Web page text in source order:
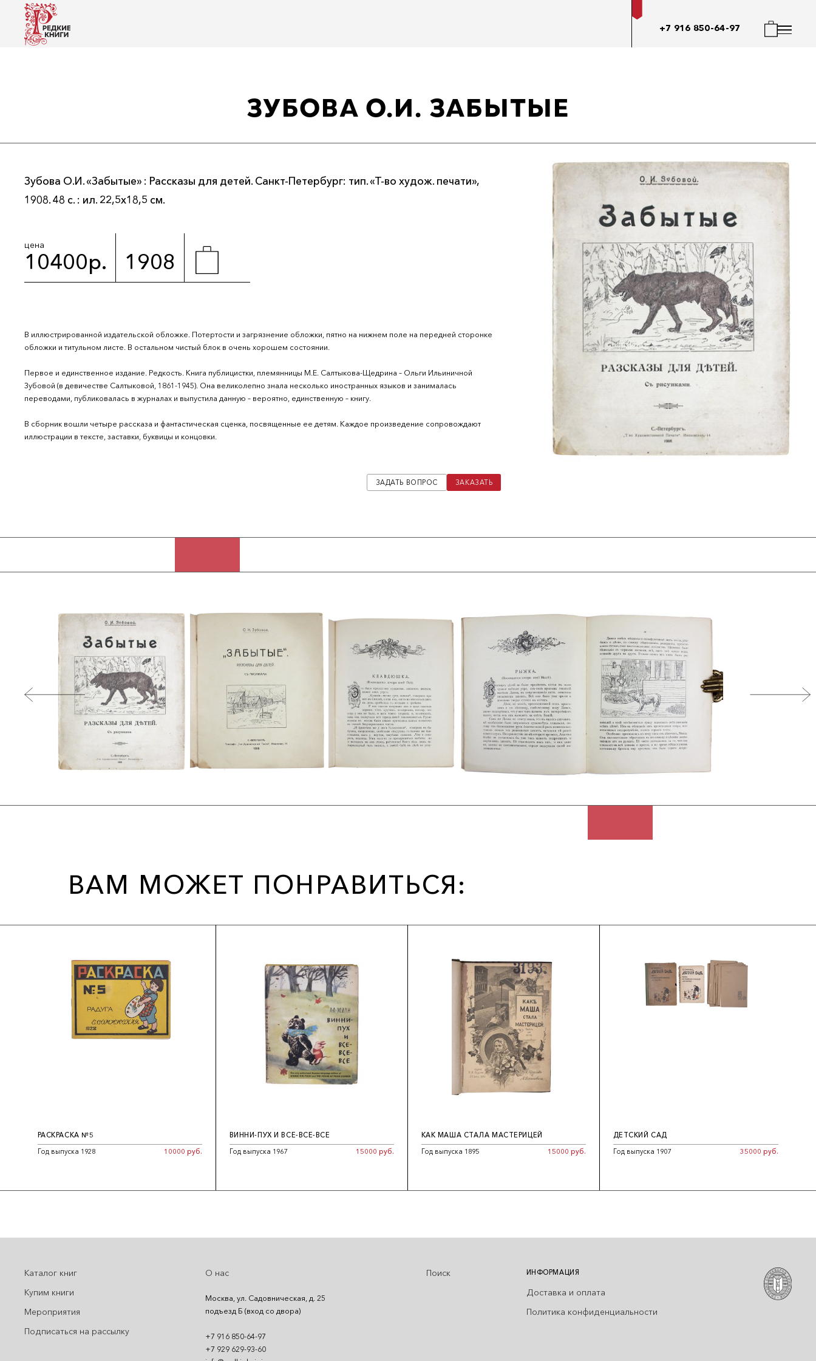
+7 916 850-64-97
ЗУБОВА О.И. ЗАБЫТЫЕ
Зубова О.И. «Забытые» : Рассказы для детей. Санкт-Петербург: тип. «Т-во худож. печати»,
1908. 48 с. : ил. 22,5х18,5 см.
цена
10400р. 1908
В иллюстрированной издательской обложке. Потертости и загрязнение обложки, пятно на нижнем поле на передней сторонке
обложки и титульном листе. В остальном чистый блок в очень хорошем состоянии.
Первое и единственное издание. Редкость. Книга публицистки, племянницы М.Е. Салтыкова-Щедрина – Ольги Ильиничной
Зубовой (в девичестве Салтыковой, 1861-1945). Она великолепно знала несколько иностранных языков и занималась
переводами, публиковалась в журналах и выпустила данную – вероятно, единственную – книгу.
В сборник вошли четыре рассказа и фантастическая сценка, посвященные ее детям. Каждое произведение сопровождают
иллюстрации в тексте, заставки, буквицы и концовки.
ЗАДАТЬ ВОПРОС ЗАКАЗАТЬ
ВАМ МОЖЕТ ПОНРАВИТЬСЯ:
РАСКРАСКА №5
Год выпуска 1928
10000 руб.
ВИННИ-ПУХ И ВСЕ-ВСЕ-ВСЕ
Год выпуска 1967
15000 руб.
КАК МАША СТАЛА МАСТЕРИЦЕЙ
Год выпуска 1895
15000 руб.
ДЕТСКИЙ САД
Год выпуска 1907
35000 руб.
Каталог книг
Купим книги
Мероприятия
Подписаться на рассылку
О нас
Москва, ул. Садовническая, д. 25
подъезд Б (вход со двора)
+7 916 850-64-97
+7 929 629-93-60
Поиск ИНФОРМАЦИЯ
Доставка и оплата
Политика конфиденциальности